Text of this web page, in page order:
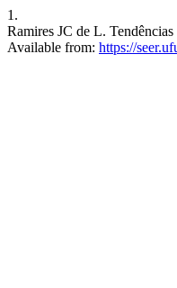
1.
Ramires JC de L.
Available from: https://